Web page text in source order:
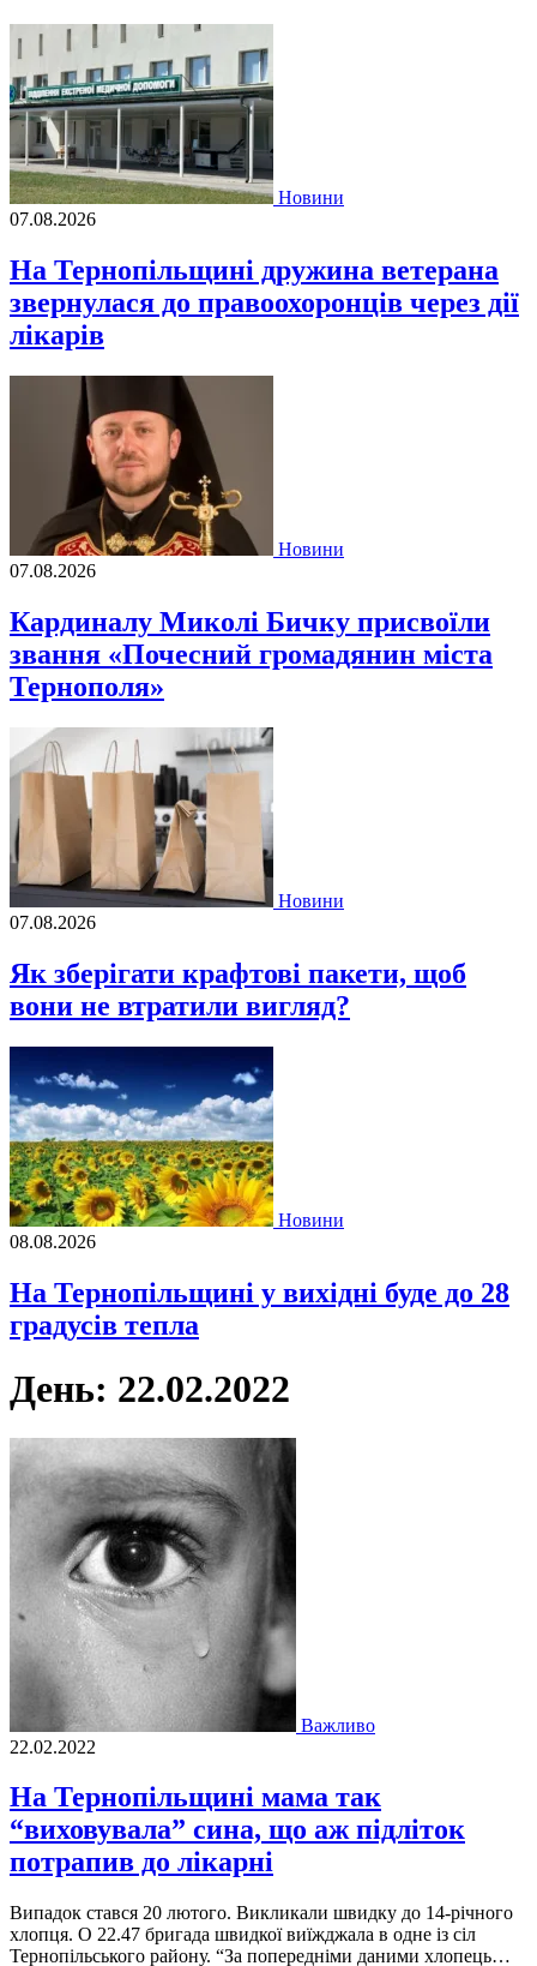
Новини
07.08.2026
На Тернопільщині дружина ветерана
звернулася до правоохоронців через дії
лікарів
Новини
07.08.2026
Кардиналу Миколі Бичку присвоїли
звання «Почесний громадянин міста
Тернополя»
Новини
07.08.2026
Як зберігати крафтові пакети, щоб
вони не втратили вигляд?
Новини
08.08.2026
На Тернопільщині у вихідні буде до 28
градусів тепла
День: 22.02.2022
Важливо
22.02.2022
На Тернопільщині мама так
“виховувала” сина, що аж підліток
потрапив до лікарні
Випадок стався 20 лютого. Викликали швидку до 14-річного
хлопця. О 22.47 бригада швидкої виїжджала в одне із сіл
Тернопільського району. “За попередніми даними хлопець…